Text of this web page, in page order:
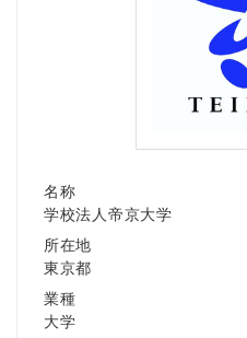
名称
学校法人帝京大学
所在地
東京都
業種
大学